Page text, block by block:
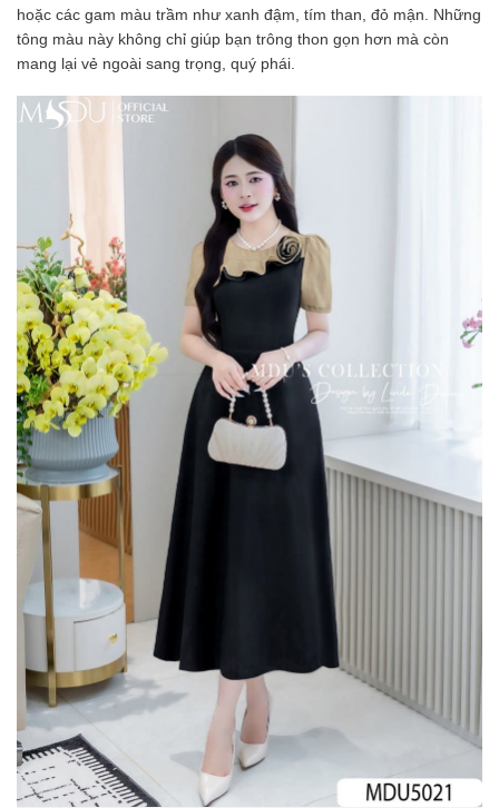
hoặc các gam màu trầm như xanh đậm, tím than, đỏ mận. Những
tông màu này không chỉ giúp bạn trông thon gọn hơn mà còn
mang lại vẻ ngoài sang trọng, quý phái.